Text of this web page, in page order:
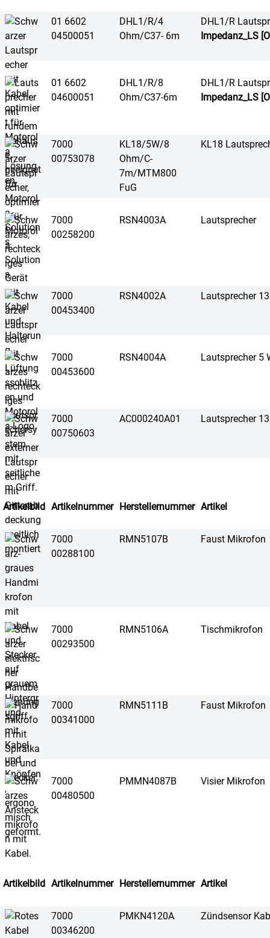
01 6602
04500051
DHL1/R/4
Ohm/C37- 6m
DHL1/R
Impedanz_LS
01 6602
04600051
DHL1/R/8
Ohm/C37-6m
DHL1/R
Impedanz_LS
7000
00753078
KL18/5W/8
Ohm/C-
7m/MTM800
FuG
KL18
7000
00258200
RSN4003A Lautsprecher
7000
00453400
RSN4002A Lautsprecher
7000
00453600
RSN4004A Lautsprecher 5
7000
00750603
AC000240A01 Lautsprecher
Artikelbild Artikelnummer Herstellernummer Artikel
7000
00288100
RMN5107B Faust Mikrofon
7000
00293500
RMN5106A Tischmikrofon
7000
00341000
RMN5111B Faust Mikrofon
7000
00480500
PMMN4087B Visier Mikrofon
Artikelbild Artikelnummer Herstellernummer Artikel
7000
00346200
PMKN4120A Zündsensor